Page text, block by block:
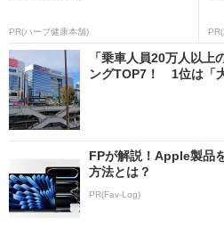
PR(ハーブ健康本舗)
「乗車人員20万人以上
ングTOP7！ 1位は「
FPが解説！Apple製品
方法とは？
PR(Fav-Log)